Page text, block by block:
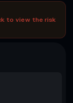
to view the risk